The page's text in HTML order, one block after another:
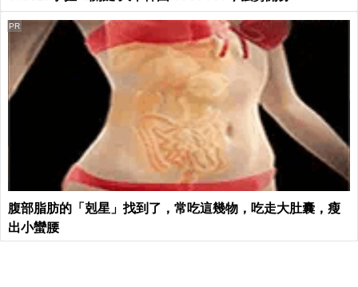
腹部脂肪的「剋星」找到了，常吃這幾物，吃走大肚囊，瘦
出小蠻腰
PR